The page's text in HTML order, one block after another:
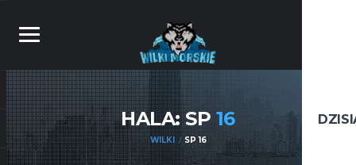
HALA: SP 16
WILKI SP 16